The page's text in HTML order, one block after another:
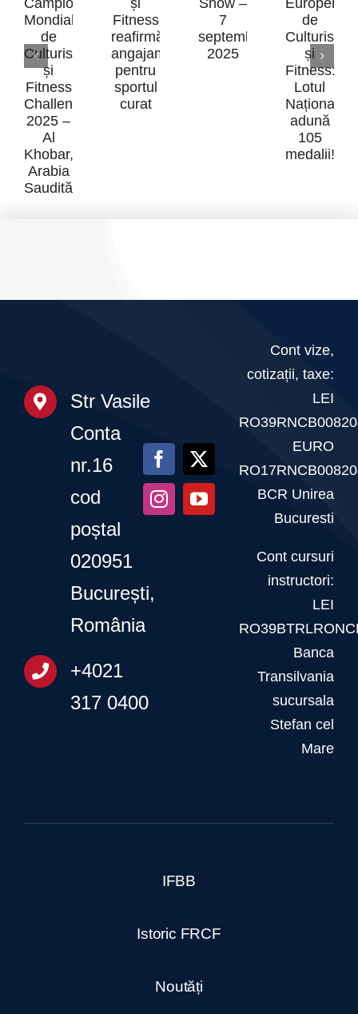
România,
performanță
Mondial
și
Fitness
Challenge
2025
Khobar,
Arabia
Saudită
Federația
curat
Brașov
găzduiește
Dracula
Fitness
2025
și
Lotul
105
Str Vasile
Conta
nr.16
cod
poștal
020951
București,
România
+4021
317 0400
Cont vize,
cotizații, taxe:
LEI
EURO
BCR Unirea
Bucuresti
Cont cursuri
instructori:
LEI
Banca
Transilvania
sucursala
Stefan cel
Mare
IFBB
Istoric FRCF
Noutăți